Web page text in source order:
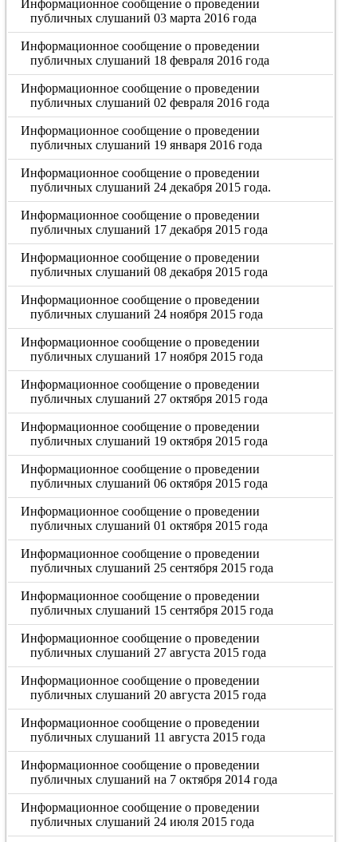
Информационное сообщение о проведении
публичных слушаний 03 марта 2016 года
Информационное сообщение о проведении
публичных слушаний 18 февраля 2016 года
Информационное сообщение о проведении
публичных слушаний 02 февраля 2016 года
Информационное сообщение о проведении
публичных слушаний 19 января 2016 года
Информационное сообщение о проведении
публичных слушаний 24 декабря 2015 года.
Информационное сообщение о проведении
публичных слушаний 17 декабря 2015 года
Информационное сообщение о проведении
публичных слушаний 08 декабря 2015 года
Информационное сообщение о проведении
публичных слушаний 24 ноября 2015 года
Информационное сообщение о проведении
публичных слушаний 17 ноября 2015 года
Информационное сообщение о проведении
публичных слушаний 27 октября 2015 года
Информационное сообщение о проведении
публичных слушаний 19 октября 2015 года
Информационное сообщение о проведении
публичных слушаний 06 октября 2015 года
Информационное сообщение о проведении
публичных слушаний 01 октября 2015 года
Информационное сообщение о проведении
публичных слушаний 25 сентября 2015 года
Информационное сообщение о проведении
публичных слушаний 15 сентября 2015 года
Информационное сообщение о проведении
публичных слушаний 27 августа 2015 года
Информационное сообщение о проведении
публичных слушаний 20 августа 2015 года
Информационное сообщение о проведении
публичных слушаний 11 августа 2015 года
Информационное сообщение о проведении
публичных слушаний на 7 октября 2014 года
Информационное сообщение о проведении
публичных слушаний 24 июля 2015 года